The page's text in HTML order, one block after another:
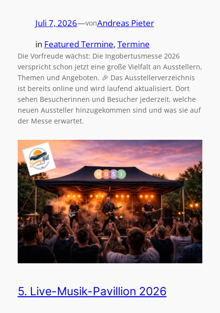
Juli 7, 2026—vonAndreas Pieter
in Featured Termine, Termine
Die Vorfreude wächst: Die Ingobertusmesse 2026
verspricht schon jetzt eine große Vielfalt an Ausstellern,
Themen und Angeboten. 🎉 Das Ausstellerverzeichnis
ist bereits online und wird laufend aktualisiert. Dort
sehen Besucherinnen und Besucher jederzeit, welche
neuen Aussteller hinzugekommen sind und was sie auf
der Messe erwartet.
5. Live-Musik-Pavillion 2026